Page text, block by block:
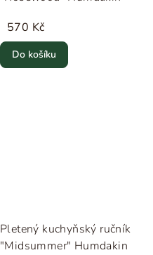
570 Kč
Do košíku
Pletený kuchyňský ručník
"Midsummer" Humdakin